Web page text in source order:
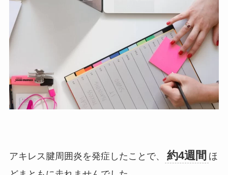
アキレス腱周囲炎を発症したことで、 約4週間 ほ
どまともに走れませんでした。